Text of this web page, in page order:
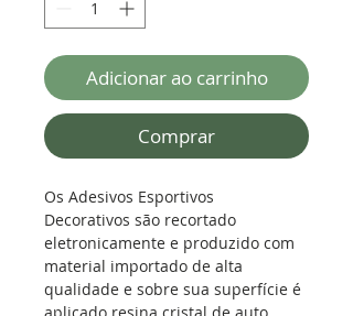
Adicionar ao carrinho
Comprar
Os Adesivos Esportivos
Decorativos são recortado
eletronicamente e produzido com
material importado de alta
qualidade e sobre sua superfície é